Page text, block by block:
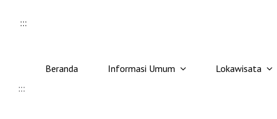
:::
Beranda Informasi Umum Lokawisata
:::